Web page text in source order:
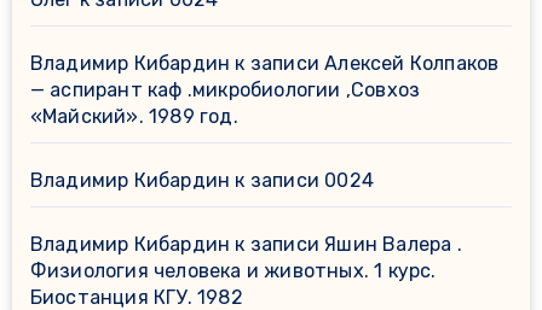
Владимир Кибардин к записиАлексей Колпаков
— аспирант каф .микробиологии ,Совхоз
«Майский». 1989 год.
Владимир Кибардин к записи 0024
Владимир Кибардин к записиЯшин Валера .
Физиология человека и животных. 1 курс.
Биостанция КГУ. 1982